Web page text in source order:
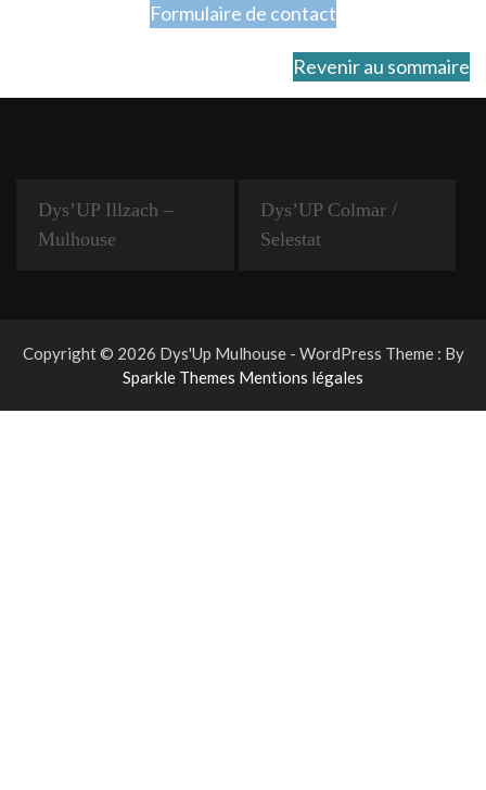
Formulaire de contact
Revenir au sommaire
Dys’UP Illzach –
Mulhouse
Dys’UP Colmar /
Selestat
Copyright © 2026 Dys'Up Mulhouse - WordPress Theme : By
Sparkle Themes Mentions légales